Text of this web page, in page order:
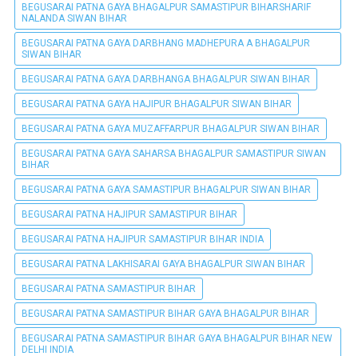
BEGUSARAI PATNA GAYA BHAGALPUR SAMASTIPUR BIHARSHARIF
NALANDA SIWAN BIHAR
BEGUSARAI PATNA GAYA DARBHANG MADHEPURA A BHAGALPUR
SIWAN BIHAR
BEGUSARAI PATNA GAYA DARBHANGA BHAGALPUR SIWAN BIHAR
BEGUSARAI PATNA GAYA HAJIPUR BHAGALPUR SIWAN BIHAR
BEGUSARAI PATNA GAYA MUZAFFARPUR BHAGALPUR SIWAN BIHAR
BEGUSARAI PATNA GAYA SAHARSA BHAGALPUR SAMASTIPUR SIWAN
BIHAR
BEGUSARAI PATNA GAYA SAMASTIPUR BHAGALPUR SIWAN BIHAR
BEGUSARAI PATNA HAJIPUR SAMASTIPUR BIHAR
BEGUSARAI PATNA HAJIPUR SAMASTIPUR BIHAR INDIA
BEGUSARAI PATNA LAKHISARAI GAYA BHAGALPUR SIWAN BIHAR
BEGUSARAI PATNA SAMASTIPUR BIHAR
BEGUSARAI PATNA SAMASTIPUR BIHAR GAYA BHAGALPUR BIHAR
BEGUSARAI PATNA SAMASTIPUR BIHAR GAYA BHAGALPUR BIHAR NEW
DELHI INDIA